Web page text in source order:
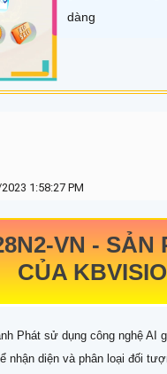
dàng
1:58:27 PM
VN - SẢN
CỦA
Phát sử dụng công nghệ AI
nhận diện và phân loại đối